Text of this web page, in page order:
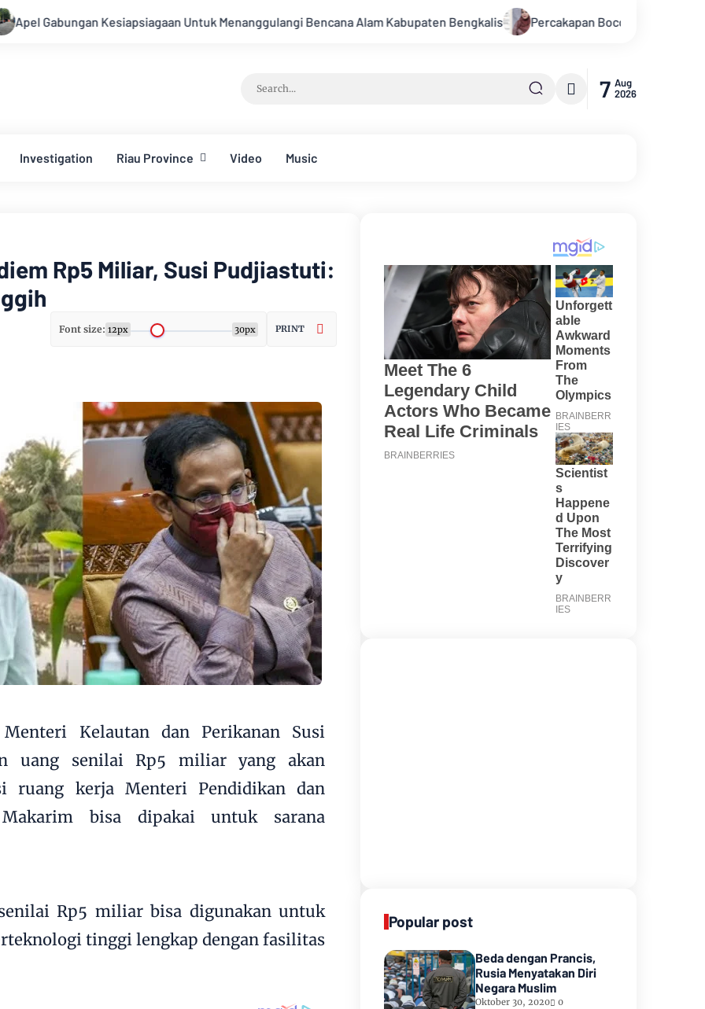
Untuk Menanggulangi Bencana Alam Kabupaten Bengkalis Percakapan Bocor! Elite DPRD Inhil Diduga Bahas
7 Aug
2026
Investigation Riau Province Video Music
Rp5 Miliar, Susi Pudjiastuti:
Font size: 12px 30px PRINT
Kelautan dan Perikanan Susi
uang senilai Rp5 miliar yang akan
ruang kerja Menteri Pendidikan dan
Makarim bisa dipakai untuk sarana
Rp5 miliar bisa digunakan untuk
tinggi lengkap dengan fasilitas
Popular post
Beda dengan Prancis,
Rusia Menyatakan Diri
Negara Muslim
Oktober 30, 2020 0